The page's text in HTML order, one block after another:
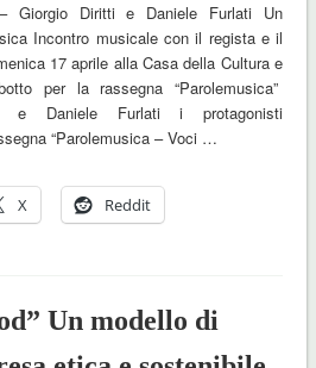
Giorgio Diritti e Daniele Furlati Un
Incontro musicale con il regista e il
17 aprile alla Casa della Cultura e
per la rassegna “Parolemusica”
e Daniele Furlati i protagonisti
“Parolemusica – Voci …
X Reddit
Un modello di